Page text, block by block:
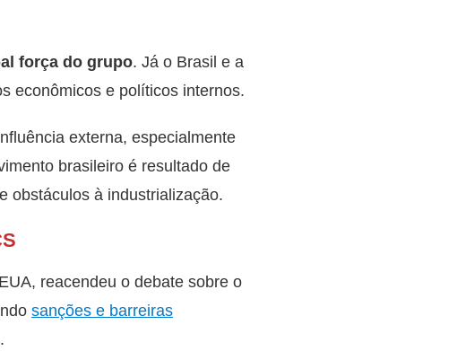
força do grupo. Já o Brasil e a
econômicos e políticos internos.
externa, especialmente
brasileiro é resultado de
obstáculos à industrialização.
reacendeu o debate sobre o
sanções e barreiras